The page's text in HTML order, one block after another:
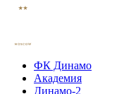
ФК Динамо
Академия
Динамо-2